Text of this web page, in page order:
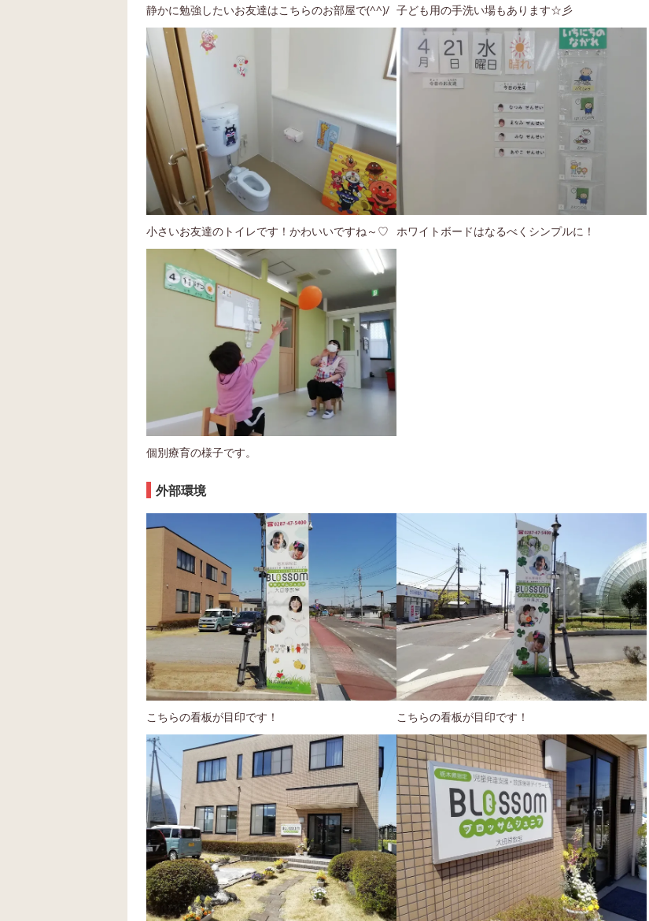
静かに勉強したいお友達はこちらのお部屋で(^^)/ 子ども用の手洗い場もあります☆彡
小さいお友達のトイレです！かわいいですね～♡ ホワイトボードはなるべくシンプルに！
個別療育の様子です。
外部環境
こちらの看板が目印です！ こちらの看板が目印です！